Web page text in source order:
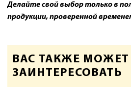
Делайте свой выбор только в
продукции, проверенной
ВАС ТАКЖЕ МОЖЕТ
ЗАИНТЕРЕСОВАТЬ